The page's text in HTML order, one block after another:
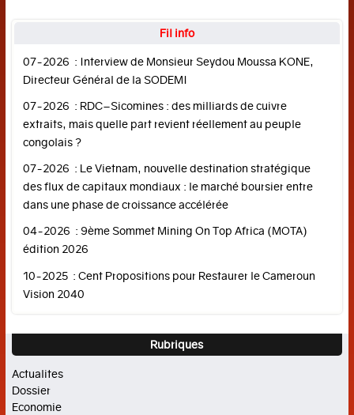
Economie
mondiale
Emploi
Développement
durable
Tribune
SOCIETE-
SPORTS
et
Sports
FRANCOSCOPIE
Fil info
07-2026 : Interview de Monsieur Seydou Moussa KONE,
Directeur Général de la SODEMI
07-2026 : RDC–Sicomines : des milliards de cuivre
extraits, mais quelle part revient réellement au peuple
congolais ?
07-2026 : Le Vietnam, nouvelle destination stratégique
des flux de capitaux mondiaux : le marché boursier entre
dans une phase de croissance accélérée
04-2026 : 9ème Sommet Mining On Top Africa (MOTA)
édition 2026
10-2025 : Cent Propositions pour Restaurer le Cameroun
Vision 2040
Rubriques
Actualites
Dossier
Economie